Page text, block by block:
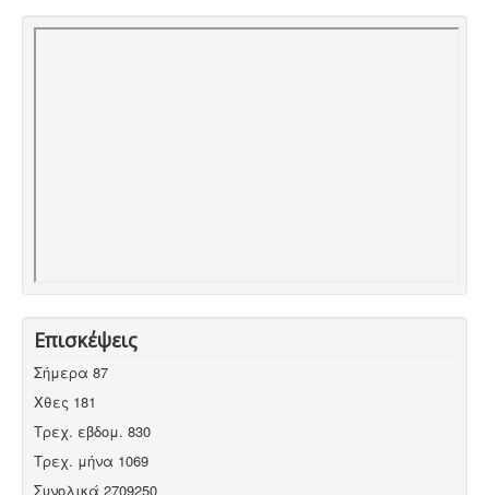
Επισκέψεις
Σήμερα 87
Χθες 181
Τρεχ. εβδομ. 830
Τρεχ. μήνα 1069
Συνολικά 2709250